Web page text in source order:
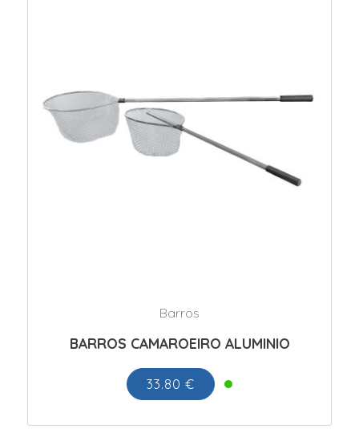
Barros
BARROS CAMAROEIRO ALUMINIO
33.80 €